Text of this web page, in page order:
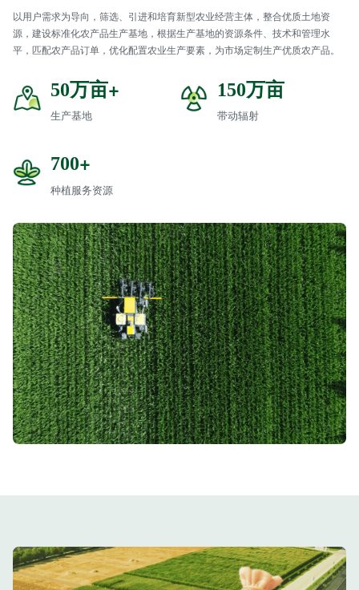
以用户需求为导向，筛选、引进和培育新型农业经营主体，整合优质土地资
源，建设标准化农产品生产基地，根据生产基地的资源条件、技术和管理水
平，匹配农产品订单，优化配置农业生产要素，为市场定制生产优质农产品。
50万亩+
生产基地
150万亩
带动辐射
700+
种植服务资源